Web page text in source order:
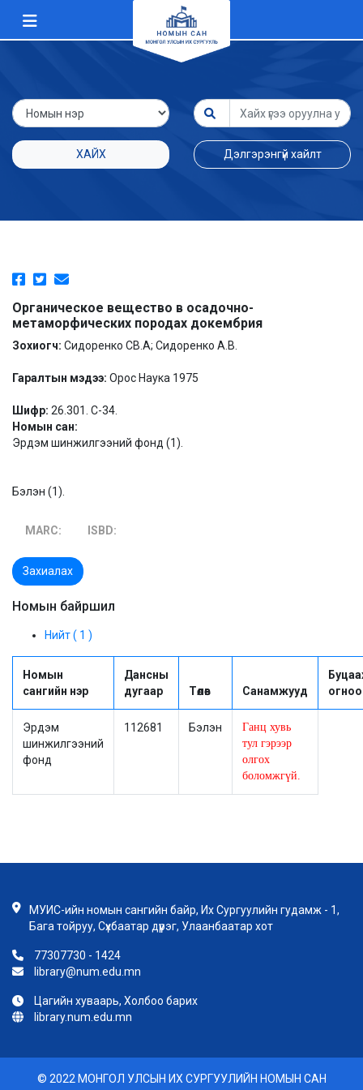
ХАЙХ Дэлгэрэнгүй хайлт
Органическое вещество в осадочно-
метаморфических породах докембрия
Зохиогч: Сидоренко СВ.А; Сидоренко А.В.
Гаралтын мэдээ: Орос Наука 1975
Шифр: 26.301. С-34.
Номын сан:
Эрдэм шинжилгээний фонд (1).
Бэлэн (1).
MARC: ISBD:
Захиалах
Номын байршил
Нийт ( 1 )
Номын
сангийн нэр
Дансны
дугаар
Төлөв Санамжууд
огноо
Эрдэм
шинжилгээний
фонд
112681 Бэлэн
Ганц хувь
тул гэрээр
олгох
боломжгүй.
МУИС-ийн номын сангийн байр, Их Сургуулийн гудамж - 1,
Бага тойруу, Сүхбаатар дүүрэг, Улаанбаатар хот
77307730 - 1424
library@num.edu.mn
Цагийн хуваарь, Холбоо барих
library.num.edu.mn
© 2022 МОНГОЛ УЛСЫН ИХ СУРГУУЛИЙН НОМЫН САН